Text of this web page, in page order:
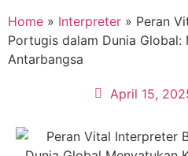
Home » Interpreter » Peran
Portugis dalam Dunia Global:
Antarbangsa
April 15,